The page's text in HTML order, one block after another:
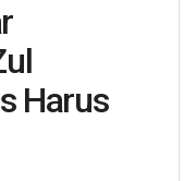
Harus